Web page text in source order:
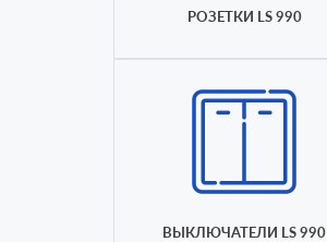
РОЗЕТКИ LS 990
ВЫКЛЮЧАТЕЛИ LS 990